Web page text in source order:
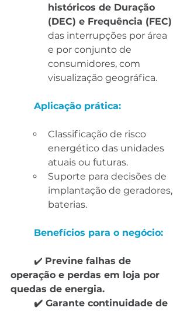
históricos de Duração
(DEC) e Frequência (FEC)
das interrupções por área
e por conjunto de
consumidores, com
visualização geográfica.
Aplicação prática:
Classificação de risco
energético das unidades
atuais ou futuras.
Suporte para decisões de
implantação de geradores,
baterias.
Benefícios para o negócio:
✔️ Previne falhas de
operação e perdas em loja por
quedas de energia.